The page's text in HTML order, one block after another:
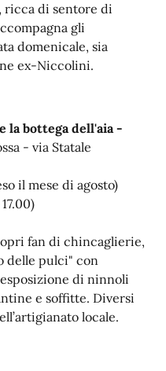
ricca di sentore di
gli
domenicale, sia
ex-Niccolini.
la bottega dell'aia -
- via Statale
il mese di agosto)
fan di chincaglierie,
delle pulci" con
di ninnoli
e soffitte. Diversi
locale.